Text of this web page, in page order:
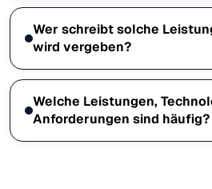
Wer schreibt solche
wird vergeben?
Welche Leistungen,
Anforderungen sind häufig?